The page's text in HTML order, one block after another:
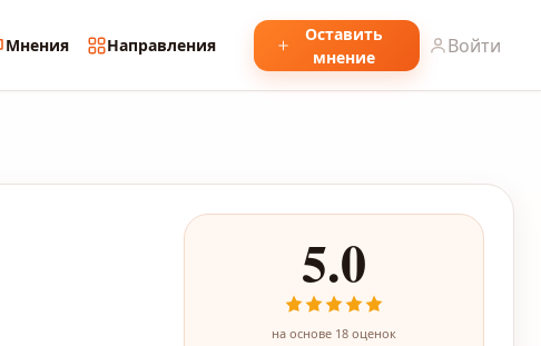
Мнения Направления
Оставить
мнение
Войти
5.0
на основе 18 оценок